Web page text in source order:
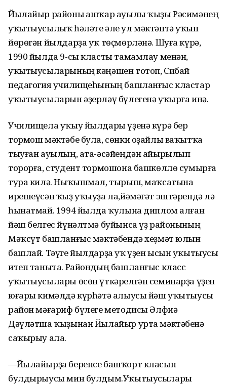
Йылайыр районы Ҡашҡар ауылы ҡыҙы Рәсимәнең
уҡытыусылыҡ һәләте әле ул мәктәптә уҡып
йөрөгән йылдарҙа уҡ төҫмөрләнә. Шуға күрә,
1990 йылда 9-сы класты тамамлау менән,
уҡытыусыларының кәңәшен тотоп, Сибай
педагогия училищеһының башланғыс кластар
уҡытыусыларын әҙерләү бүлегенә уҡырға инә.
Училищела уҡыу йылдары үҙенә күрә бер
тормош мәктәбе була, сөнки оҙайлы ваҡытҡа
тыуған ауылың, ата-әсәйеңдән айырылып
торорға, студент тормошона башкөллө сумырға
тура килә. Ныҡышмал, тырыш, маҡсатына
ирешеүсән ҡыҙ уҡыуҙа ла,йәмәғәт эштәрендә лә
һынатмай. 1994 йылда ҡулына диплом алған
йәш белгес йүнәлтмә буйынса үҙ районының
Мәҡсүт башланғыс мәктәбендә хеҙмәт юлын
башлай. Тәүге йылдарҙа уҡ үҙен ысын уҡытыусы
итеп таныта. Райондың башланғыс класс
уҡытыусылары өсөн үткәрелгән семинарҙа үҙен
юғары кимәлдә күрһәтә алыусы йәш уҡытыусы
район мәғариф бүлеге методисы Әлфиә
Дәүләтша ҡыҙынан Йылайыр урта мәктәбенә
саҡырыу ала.
—Йылайырҙа беренсе башҡорт класын
булдырыусы мин булдым.Уҡытыусылары